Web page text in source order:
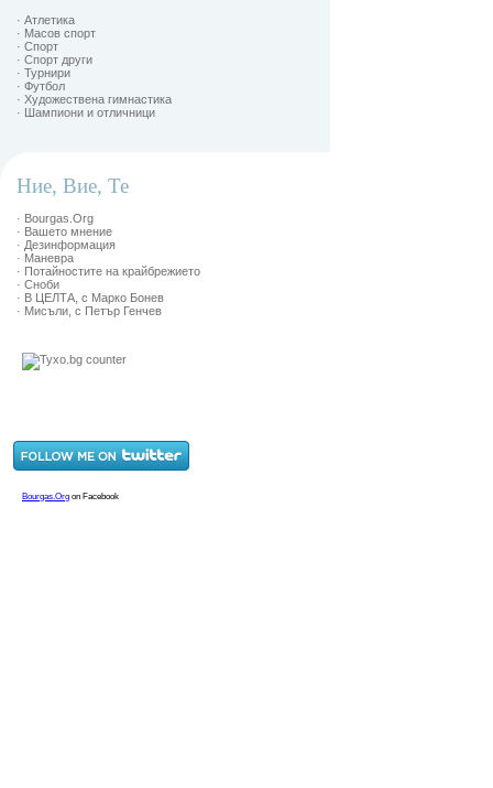
· Атлетика
· Масов спорт
· Спорт
· Спорт други
· Турнири
· Футбол
· Художествена гимнастика
· Шампиони и отличници
Ние, Вие, Те
· Bourgas.Org
· Вашето мнение
· Дезинформация
· Маневра
· Потайностите на крайбрежието
· Сноби
· В ЦЕЛТА, с Марко Бонев
· Мисъли, с Петър Генчев